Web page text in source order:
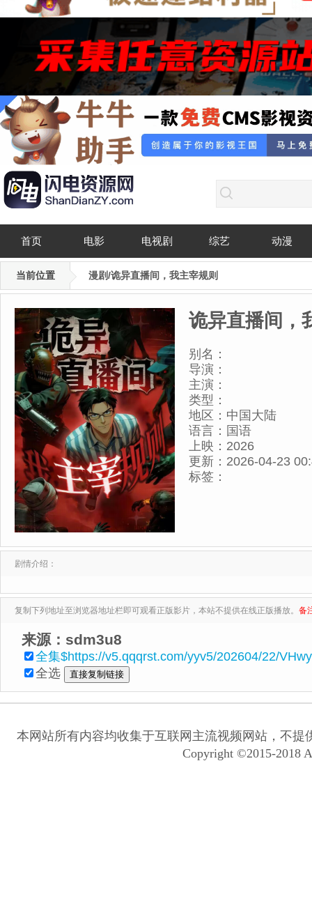
首页 电影 电视剧 综艺 动漫
当前位置 漫剧/诡异直播间，我主宰规则
诡异直播间，
别名：
导演：
主演：
类型：
地区： 中国大陆
语言： 国语
上映： 2026
更新： 2026-04-23
标签：
剧情介绍：
复制下列地址至浏览器地址栏即可观看正版影片，本站不提供在线正版播放。 备
来源：sdm3u8
全集$https://v5.qqqrst.com/yyv5/202604/22/
全选
本网站所有内容均收集于互联网主流视频网站，不
Copyright ©2015-2018